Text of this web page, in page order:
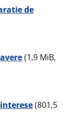
de
(1,9 MiB,
(801,5